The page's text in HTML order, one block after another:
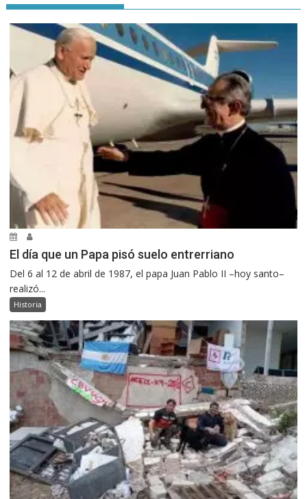
El día que un Papa pisó suelo entrerriano
Del 6 al 12 de abril de 1987, el papa Juan Pablo II –hoy santo–
realizó...
Historia